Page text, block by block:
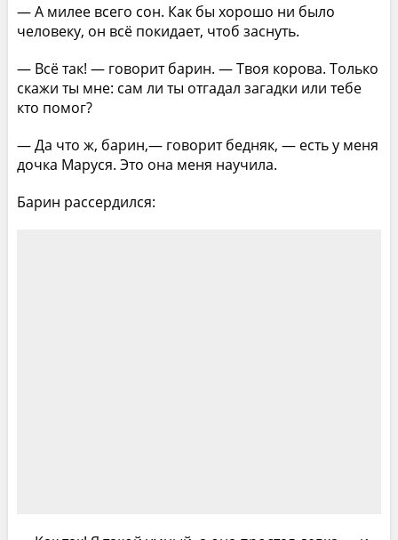
— А милее всего сон. Как бы хорошо ни было
человеку, он всё покидает, чтоб заснуть.
— Всё так! — говорит барин. — Твоя корова. Только
скажи ты мне: сам ли ты отгадал загадки или тебе
кто помог?
— Да что ж, барин,— говорит бедняк, — есть у меня
дочка Маруся. Это она меня научила.
Барин рассердился: